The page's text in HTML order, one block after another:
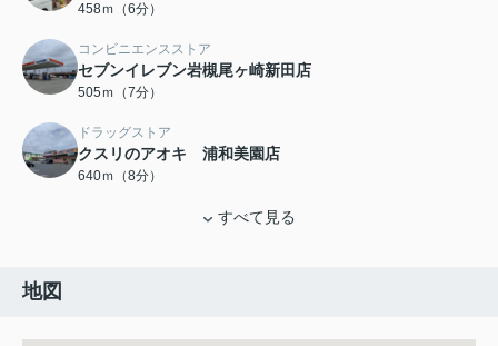
458ｍ（6分）
コンビニエンスストア
セブンイレブン岩槻尾ヶ崎新田店
505ｍ（7分）
ドラッグストア
クスリのアオキ 浦和美園店
640ｍ（8分）
すべて見る
地図